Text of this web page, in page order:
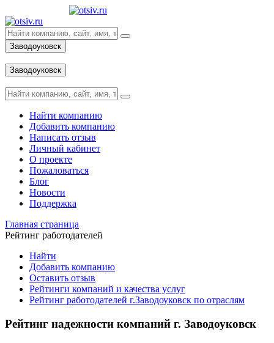
Заводоуковск
Заводоуковск
Найти компанию
Добавить компанию
Написать отзыв
Личный кабинет
О проекте
Пожаловаться
Блог
Новости
Поддержка
Главная страница
Рейтинг работодателей
Найти
Добавить компанию
Оставить отзыв
Рейтинги компаний и качества услуг
Рейтинг работодателей г.Заводоуковск по отраслям
Рейтинг надежности компаний г. Заводоуковск